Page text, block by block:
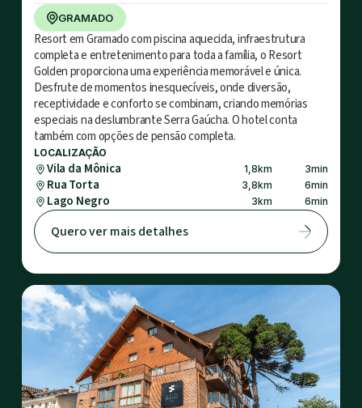
GRAMADO
Resort em Gramado com piscina aquecida, infraestrutura
completa e entretenimento para toda a família, o Resort
Golden proporciona uma experiência memorável e única.
Desfrute de momentos inesquecíveis, onde diversão,
receptividade e conforto se combinam, criando memórias
especiais na deslumbrante Serra Gaúcha. O hotel conta
também com opções de pensão completa.
LOCALIZAÇÃO
Vila da Mônica 1,8km 3min
Rua Torta 3,8km 6min
Lago Negro 3km 6min
Quero ver mais detalhes